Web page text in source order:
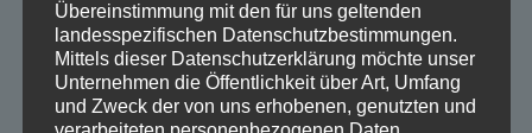
Übereinstimmung mit den für uns geltenden
landesspezifischen Datenschutzbestimmungen.
Mittels dieser Datenschutzerklärung möchte unser
Unternehmen die Öffentlichkeit über Art, Umfang
und Zweck der von uns erhobenen, genutzten und